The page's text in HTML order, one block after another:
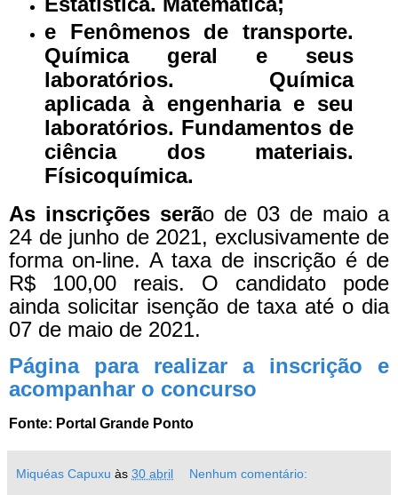
e Fenômenos de transporte.
Química geral e seus
laboratórios. Química
aplicada à engenharia e seu
laboratórios. Fundamentos de
ciência dos materiais.
Físicoquímica.
As inscrições serão de 03 de maio a
24 de junho de 2021, exclusivamente de
forma on-line. A taxa de inscrição é de
R$ 100,00 reais. O candidato pode
ainda solicitar isenção de taxa até o dia
07 de maio de 2021.
Página para realizar a inscrição e
acompanhar o concurso
Fonte: Portal Grande Ponto
Miquéas Capuxu às 30 abril Nenhum comentário: